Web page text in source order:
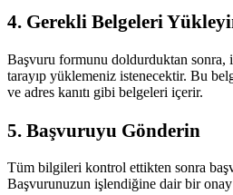
4. Gerekli Belgeleri
Başvuru formunu doldurduktan sonra,
tarayıp yüklemeniz istenecektir. Bu
ve adres kanıtı gibi belgeleri içerir.
5. Başvuruyu Gönderin
Tüm bilgileri kontrol ettikten sonra
Başvurunuzun işlendiğine dair bir onay